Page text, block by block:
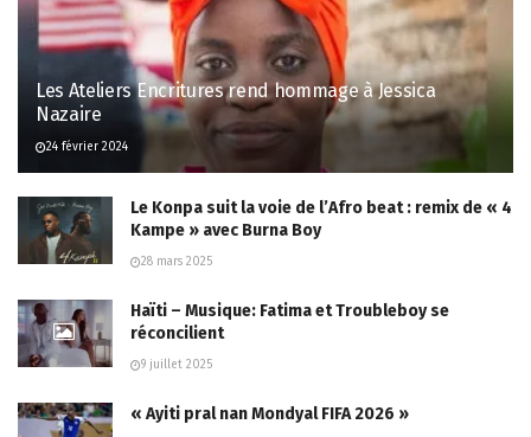
Les Ateliers Encritures rend hommage à Jessica
Nazaire
24 février 2024
Le Konpa suit la voie de l’Afro beat : remix de « 4
Kampe » avec Burna Boy
28 mars 2025
Haïti – Musique: Fatima et Troubleboy se
réconcilient
9 juillet 2025
« Ayiti pral nan Mondyal FIFA 2026 »